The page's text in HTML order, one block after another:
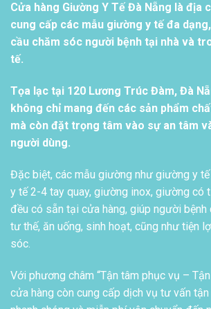
Cửa hàng Giường Y Tế Đà Nẵng là địa
cung cấp các mẫu giường y tế đa
cầu chăm sóc người bệnh tại nhà và
tế.
Tọa lạc tại 120 Lương Trúc Đàm, Đà
không chỉ mang đến các sản phẩm
mà còn đặt trọng tâm vào sự an tâm
người dùng.
Đặc biệt, các mẫu giường như giường y
y tế 2-4 tay quay, giường inox, giường có
đều có sẵn tại cửa hàng, giúp người bệnh
tư thế, ăn uống, sinh hoạt, cũng như tiện
sóc.
Với phương châm “Tận tâm phục vụ –
cửa hàng còn cung cấp dịch vụ tư vấn tận